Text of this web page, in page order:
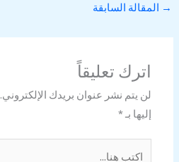
→ المقالة السابقة
اترك تعليقاً
لن يتم نشر عنوان بريدك الإلكتروني.
إليها بـ *